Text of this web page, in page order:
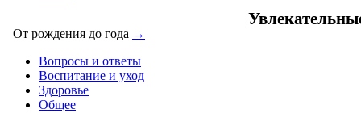
От рождения до года →
Вопросы и ответы
Воспитание и уход
Здоровье
Общее